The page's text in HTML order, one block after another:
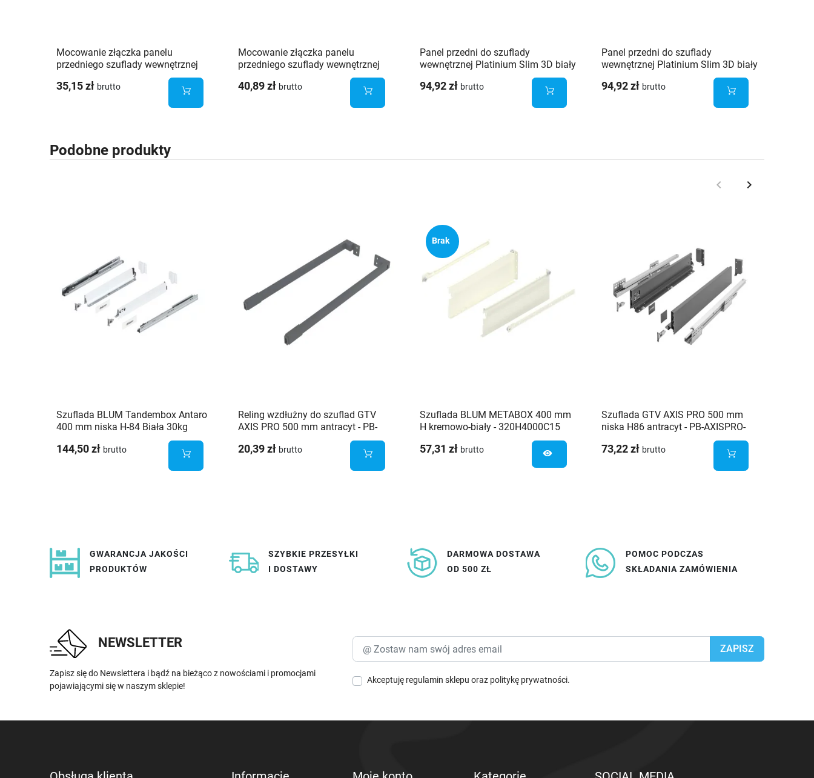
Mocowanie złączka panelu
przedniego szuflady wewnętrznej
Platinium 3D Slim średnia H134
biała
35,15 zł brutto
Mocowanie złączka panelu
przedniego szuflady wewnętrznej
Platinium 3D Slim wysoka H181
biała
40,89 zł brutto
Panel przedni do szuflady
wewnętrznej Platinium Slim 3D biały
1200mm dla wysokości H96 i
H181mm
94,92 zł brutto
Panel przedni do szuflady
wewnętrznej Platinium Slim 3D biały
1200mm dla wysokości H134mm
94,92 zł brutto
Podobne produkty
Poprzedni
keyboard_arrow_left Następny
keyboard_arrow_right
Szuflada BLUM Tandembox Antaro
400 mm niska H-84 Biała 30kg
144,50 zł brutto
Reling wzdłużny do szuflad GTV
AXIS PRO 500 mm antracyt - PB-
20,39 zł brutto
Brak
Szuflada BLUM METABOX 400 mm
H kremowo-biały - 320H4000C15
57,31 zł brutto visibility
Szuflada GTV AXIS PRO 500 mm
niska H86 antracyt - PB-AXISPRO-
73,22 zł brutto
GWARANCJA JAKOŚCI
PRODUKTÓW
SZYBKIE PRZESYŁKI
I DOSTAWY
DARMOWA DOSTAWA
OD 500 ZŁ
POMOC PODCZAS
SKŁADANIA ZAMÓWIENIA
NEWSLETTER
Zapisz się do Newslettera i bądź na bieżąco z nowościami i promocjami
pojawiającymi się w naszym sklepie!
Akceptuję regulamin sklepu oraz politykę prywatności.